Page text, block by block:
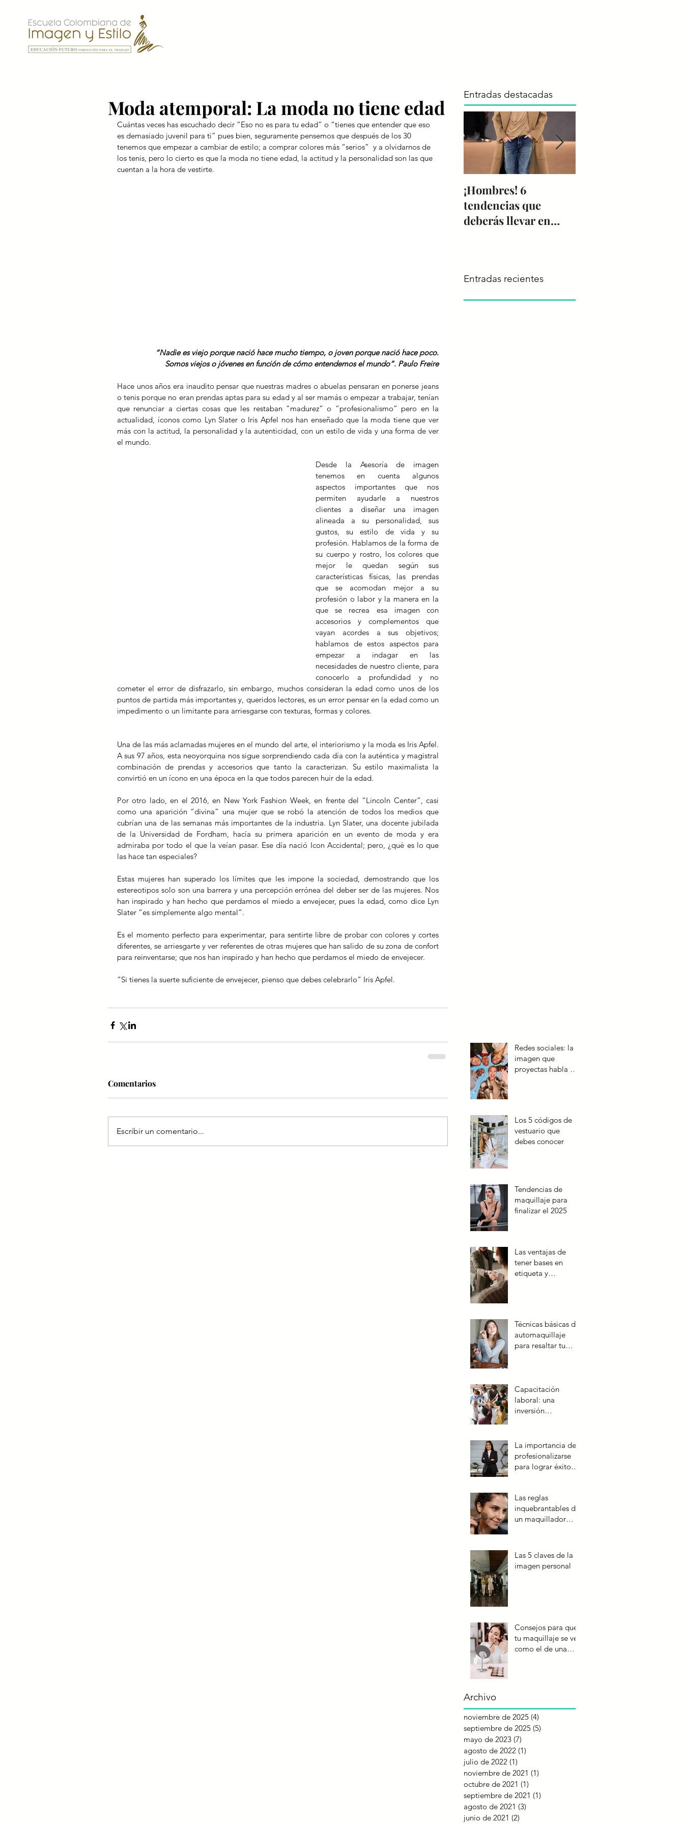
Moda atemporal: La moda no tiene edad
Cuántas veces has escuchado decir “Eso no es para tu edad” o “tienes que entender que eso
es demasiado juvenil para ti” pues bien, seguramente pensemos que después de los 30
tenemos que empezar a cambiar de estilo; a comprar colores más “serios”  y a olvidarnos de
los tenis, pero lo cierto es que la moda no tiene edad, la actitud y la personalidad son las que
cuentan a la hora de vestirte.
“Nadie es viejo porque nació hace mucho tiempo, o joven porque nació hace poco.
Somos viejos o jóvenes en función de cómo entendemos el mundo”. Paulo Freire
Hace unos años era inaudito pensar que nuestras madres o abuelas pensaran en ponerse jeans
o tenis porque no eran prendas aptas para su edad y al ser mamás o empezar a trabajar, tenían
que renunciar a ciertas cosas que les restaban “madurez” o “profesionalismo” pero en la
actualidad, íconos como Lyn Slater o Iris Apfel nos han enseñado que la moda tiene que ver
más con la actitud, la personalidad y la autenticidad, con un estilo de vida y una forma de ver
el mundo.
Desde la Asesoría de imagen
tenemos en cuenta algunos
aspectos importantes que nos
permiten ayudarle a nuestros
clientes a diseñar una imagen
alineada a su personalidad, sus
gustos, su estilo de vida y su
profesión. Hablamos de la forma de
su cuerpo y rostro, los colores que
mejor le quedan según sus
características físicas, las prendas
que se acomodan mejor a su
profesión o labor y la manera en la
que se recrea esa imagen con
accesorios y complementos que
vayan acordes a sus objetivos;
hablamos de estos aspectos para
empezar a indagar en las
necesidades de nuestro cliente, para
conocerlo a profundidad y no
cometer el error de disfrazarlo, sin embargo, muchos consideran la edad como unos de los
puntos de partida más importantes y, queridos lectores, es un error pensar en la edad como un
impedimento o un limitante para arriesgarse con texturas, formas y colores.
Una de las más aclamadas mujeres en el mundo del arte, el interiorismo y la moda es Iris Apfel.
A sus 97 años, esta neoyorquina nos sigue sorprendiendo cada día con la auténtica y magistral
combinación de prendas y accesorios que tanto la caracterizan. Su estilo maximalista la
convirtió en un ícono en una época en la que todos parecen huir de la edad.
Por otro lado, en el 2016, en New York Fashion Week, en frente del “Lincoln Center”, casi
como una aparición “divina” una mujer que se robó la atención de todos los medios que
cubrían una de las semanas más importantes de la industria. Lyn Slater, una docente jubilada
de la Universidad de Fordham, hacía su primera aparición en un evento de moda y era
admiraba por todo el que la veían pasar. Ese día nació Icon Accidental; pero, ¿qué es lo que
las hace tan especiales?
Estas mujeres han superado los límites que les impone la sociedad, demostrando que los
estereotipos solo son una barrera y una percepción errónea del deber ser de las mujeres. Nos
han inspirado y han hecho que perdamos el miedo a envejecer, pues la edad, como dice Lyn
Slater “es simplemente algo mental”.
Es el momento perfecto para experimentar, para sentirte libre de probar con colores y cortes
diferentes, se arriesgarte y ver referentes de otras mujeres que han salido de su zona de confort
para reinventarse; que nos han inspirado y han hecho que perdamos el miedo de envejecer.
“Si tienes la suerte suficiente de envejecer, pienso que debes celebrarlo” Iris Apfel.
Comentarios
Escribir un comentario...
Entradas destacadas
¡Hombres! 6
tendencias que
deberás llevar en
Entradas recientes
Redes sociales: la
imagen que
proyectas habla de
Los 5 códigos de
vestuario que
debes conocer
Tendencias de
maquillaje para
finalizar el 2025
Las ventajas de
tener bases en
etiqueta y
Técnicas básicas de
automaquillaje
para resaltar tu
Capacitación
laboral: una
inversión
empresas
La importancia de
profesionalizarse
para lograr éxito
Las reglas
inquebrantables de
un maquillador
Las 5 claves de la
imagen personal
Consejos para que
tu maquillaje se vea
como el de una
Archivo
noviembre de 2025 (4)
septiembre de 2025 (5)
mayo de 2023 (7)
agosto de 2022 (1)
julio de 2022 (1)
noviembre de 2021 (1)
octubre de 2021 (1)
septiembre de 2021 (1)
agosto de 2021 (3)
junio de 2021 (2)